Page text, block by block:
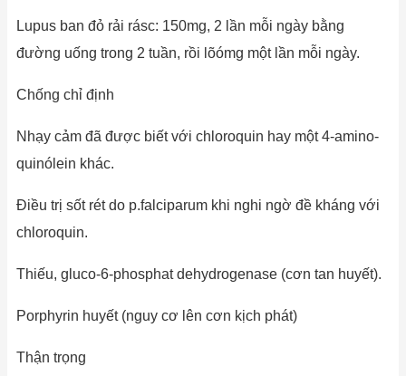
Lupus ban đỏ rải rásc: 150mg, 2 lần mỗi ngày bằng
đường uống trong 2 tuần, rồi lõómg một lần mỗi ngày.
Chống chỉ định
Nhạy cảm đã được biết với chloroquin hay một 4-amino-
quinólein khác.
Điều trị sốt rét do p.falciparum khi nghi ngờ đề kháng với
chloroquin.
Thiếu, gluco-6-phosphat dehy­drogenase (cơn tan huyết).
Porphyrin huyết (nguy cơ lên cơn kịch phát)
Thận trọng